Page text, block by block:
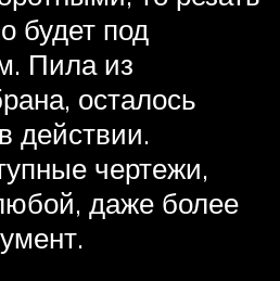
будет под
Пила из
осталось
действии.
чертежи,
даже более